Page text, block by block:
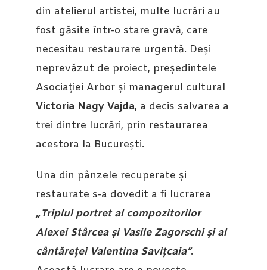
din atelierul artistei, multe lucrări au
fost găsite într-o stare gravă, care
necesitau restaurare urgentă. Deși
neprevăzut de proiect, președintele
Asociației Arbor și managerul cultural
Victoria Nagy Vajda, a decis salvarea a
trei dintre lucrări, prin restaurarea
acestora la București.
Una din pânzele recuperate și
restaurate s-a dovedit a fi lucrarea
„Triplul portret al compozitorilor
Alexei Stârcea și Vasile Zagorschi și al
cântăreței Valentina Savițcaia”.